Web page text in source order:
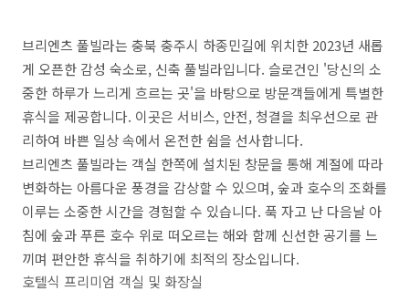
브리엔츠 풀빌라는 충북 충주시 하종민길에 위치한 2023년 새롭
게 오픈한 감성 숙소로, 신축 풀빌라입니다. 슬로건인 '당신의 소
중한 하루가 느리게 흐르는 곳'을 바탕으로 방문객들에게 특별한
휴식을 제공합니다. 이곳은 서비스, 안전, 청결을 최우선으로 관
리하여 바쁜 일상 속에서 온전한 쉼을 선사합니다.
브리엔츠 풀빌라는 객실 한쪽에 설치된 창문을 통해 계절에 따라
변화하는 아름다운 풍경을 감상할 수 있으며, 숲과 호수의 조화를
이루는 소중한 시간을 경험할 수 있습니다. 푹 자고 난 다음날 아
침에 숲과 푸른 호수 위로 떠오르는 해와 함께 신선한 공기를 느
끼며 편안한 휴식을 취하기에 최적의 장소입니다.
호텔식 프리미엄 객실 및 화장실